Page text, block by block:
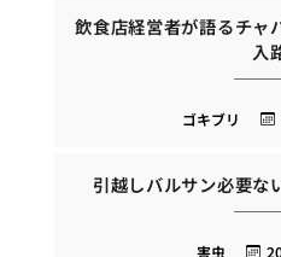
飲食店経営者が語るチャ
入
ゴキブリ
引越しバルサン必要な
害虫